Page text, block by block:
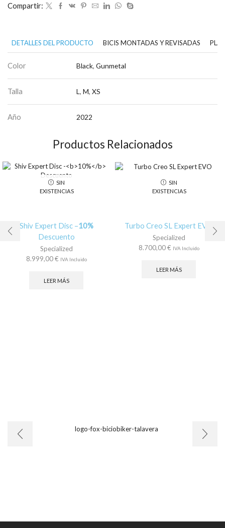
Compartir:
DETALLES DEL PRODUCTO BICIS MONTADAS Y REVISADAS
Color Black, Gunmetal
Talla L, M, XS
Año 2022
Productos Relacionados
SIN
EXISTENCIAS
Shiv Expert Disc –10%
Descuento
Specialized
8.999,00€ IVA Incluido
LEER MÁS
SIN
EXISTENCIAS
Turbo Creo SL Expert EVO
Specialized
8.700,00€ IVA Incluido
LEER MÁS